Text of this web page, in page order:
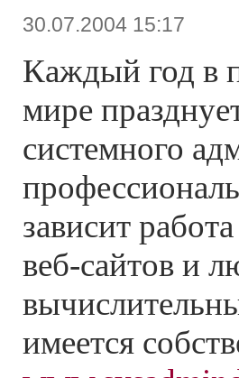
30.07.2004 15:17
Каждый год в
мире
системного
зависит
веб-сайтов и
имеется